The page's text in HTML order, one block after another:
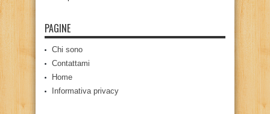
PAGINE
Chi sono
Contattami
Home
Informativa privacy